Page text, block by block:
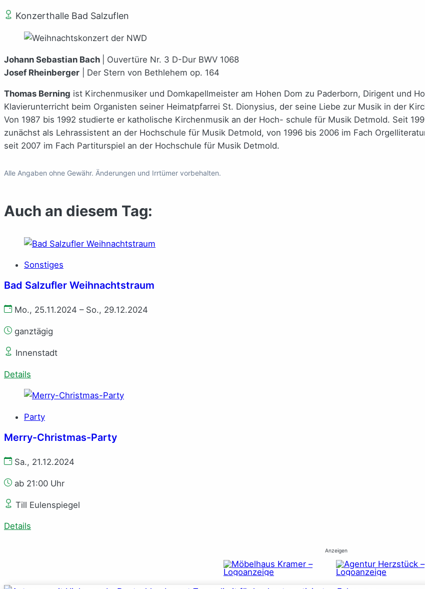
Konzerthalle Bad Salzuflen
Johann Sebastian Bach
| Ouvertüre Nr. 3 D-Dur BWV 1068
Josef Rheinberger | Der Stern von Bethlehem op. 164
Thomas Berning ist Kirchenmusiker und Domkapellmeister am Hohen Dom zu Paderborn, Dirigent und
Klavierunterricht beim Organisten seiner Heimatpfarrei St. Dionysius, der seine Liebe zur Musik in der
Von 1987 bis 1992 studierte er katholische Kirchenmusik an der Hoch- schule für Musik Detmold. Seit
zunächst als Lehrassistent an der Hochschule für Musik Detmold, von 1996 bis 2006 im Fach
seit 2007 im Fach Partiturspiel an der Hochschule für Musik Detmold.
Alle Angaben ohne Gewähr. Änderungen und Irrtümer vorbehalten.
Auch an diesem Tag:
Sonstiges
Bad Salzufler Weihnachtstraum
Mo., 25.11.2024 – So., 29.12.2024
ganztägig
Innenstadt
Details
Party
Merry-Christmas-Party
Sa., 21.12.2024
ab 21:00 Uhr
Till Eulenspiegel
Details
Anzeigen